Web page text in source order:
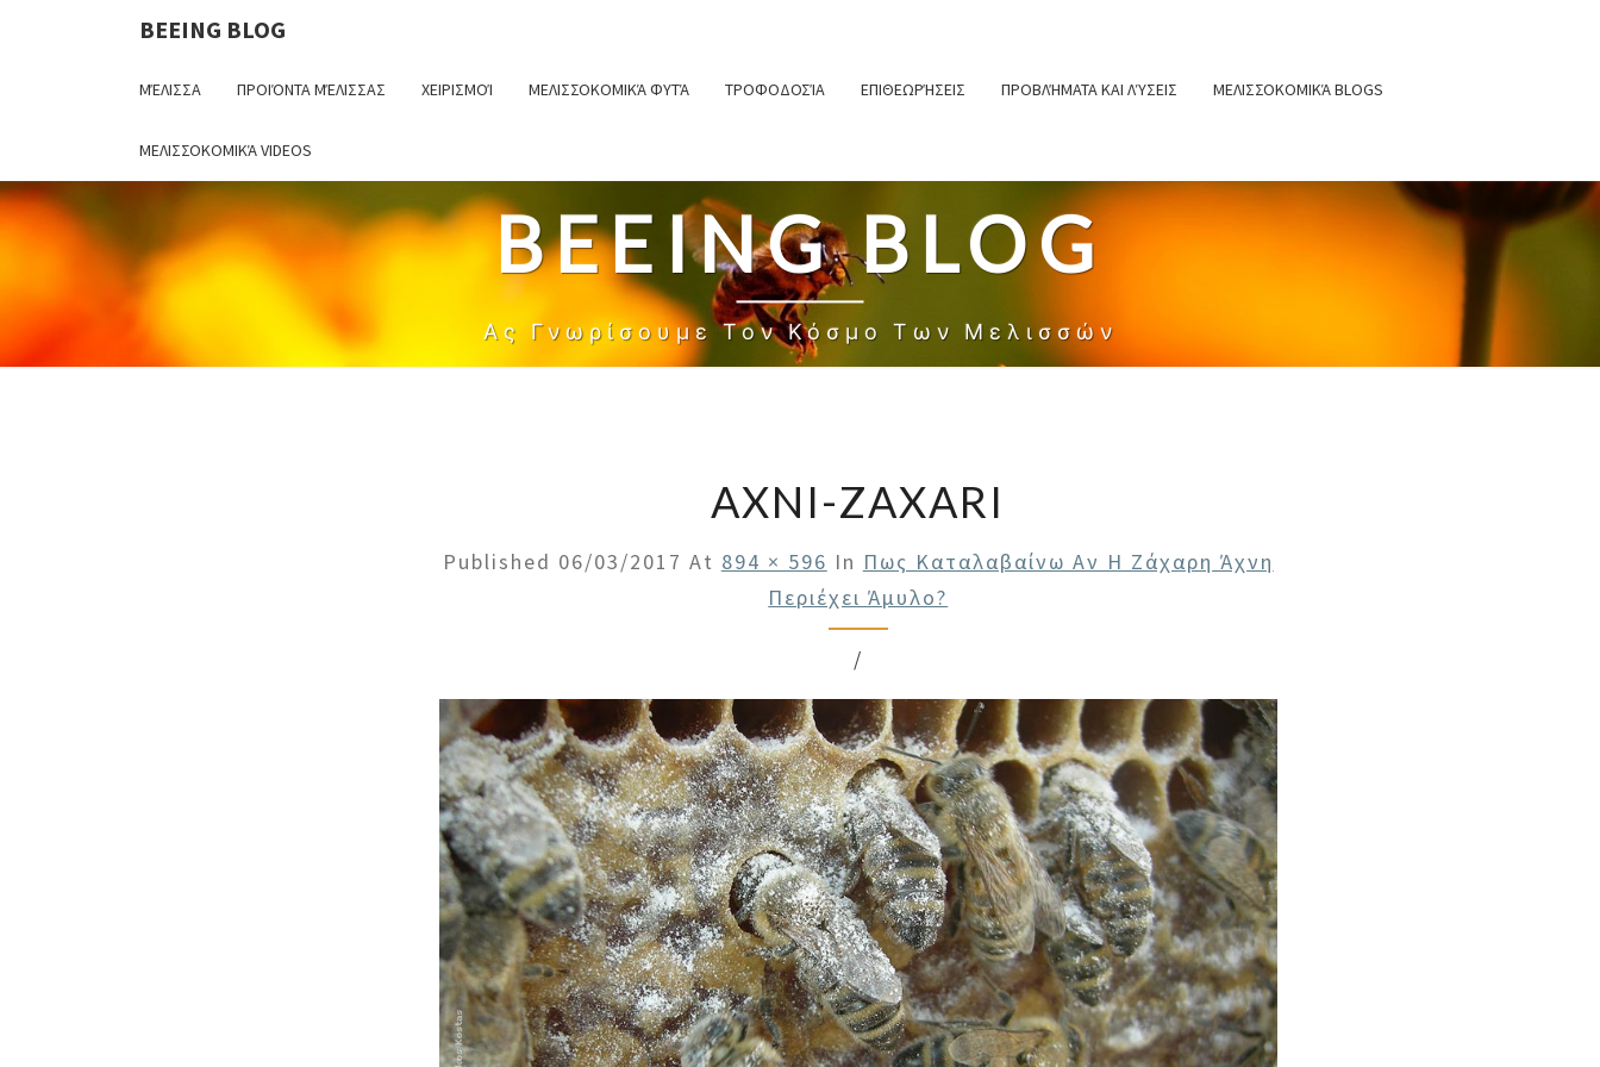
BEEING BLOG
ΜΈΛΙΣΣΑ ΠΡΟΙΌΝΤΑ ΜΈΛΙΣΣΑΣ ΧΕΙΡΙΣΜΟΊ ΜΕΛΙΣΣΟΚΟΜΙΚΆ ΦΥΤΆ ΤΡΟΦΟΔΟΣΊΑ ΕΠΙΘΕΩΡΉΣΕΙΣ ΠΡΟΒΛΉΜΑΤΑ ΚΑΙ ΛΎΣΕΙΣ ΜΕΛΙΣΣΟΚΟΜΙΚΆ BLOGS
ΜΕΛΙΣΣΟΚΟΜΙΚΆ VIDEOS
BEEING BLOG
Ας Γνωρίσουμε Τον Κόσμο Των Μελισσών
AXNI-ZAXARI
Published 06/03/2017 At 894 × 596 In Πως Καταλαβαίνω Αν Η Ζάχαρη Άχνη
Περιέχει Άμυλο?
/